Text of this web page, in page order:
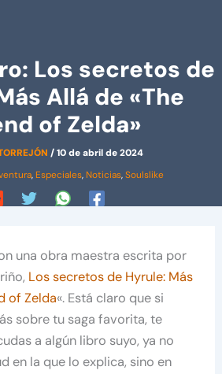
Los secretos de
Allá de «The
of Zelda»
/10 de abril de 2024
, Especiales, Noticias,Soulslike
una obra maestra escrita por
Los secretos de Hyrule: Más
of Zelda«. Está claro que si
sobre tu saga favorita, te
a algún libro suyo, ya no
en la que lo explica, sino en